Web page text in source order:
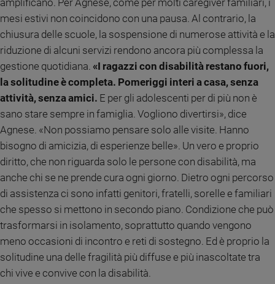
Cinema,
Tv
e
streaming
Libri
Musica
Arte
Famiglia
ed
educazione
Genitori
e
e
giovani
Adolescenza
mesi estivi non coincidono con una pausa. Al contrario, la
chiusura delle scuole, la sospensione di numerose attività e la
riduzione di alcuni servizi rendono ancora più complessa la
gestione quotidiana. «I ragazzi con disabilità restano fuori,
la solitudine è completa. Pomeriggi interi a casa, senza
attività, senza amici. E per gli adolescenti per di più non è
sano stare sempre in famiglia. Vogliono divertirsi», dice
Agnese. «Non possiamo pensare solo alle visite. Hanno
bisogno di amicizia, di esperienze belle». Un vero e proprio
diritto, che non riguarda solo le persone con disabilità, ma
anche chi se ne prende cura ogni giorno. Dietro ogni percorso
di assistenza ci sono infatti genitori, fratelli, sorelle e familiari
che spesso si mettono in secondo piano. Condizione che può
trasformarsi in isolamento, soprattutto quando vengono
meno occasioni di incontro e reti di sostegno. Ed è proprio la
solitudine una delle fragilità più diffuse e più inascoltate tra
chi vive e convive con la disabilità.